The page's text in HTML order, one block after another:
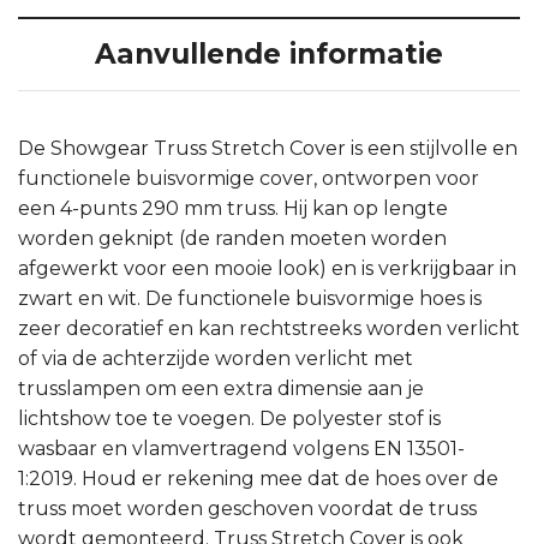
Aanvullende informatie
De Showgear Truss Stretch Cover is een stijlvolle en
functionele buisvormige cover, ontworpen voor
een 4-punts 290 mm truss. Hij kan op lengte
worden geknipt (de randen moeten worden
afgewerkt voor een mooie look) en is verkrijgbaar in
zwart en wit. De functionele buisvormige hoes is
zeer decoratief en kan rechtstreeks worden verlicht
of via de achterzijde worden verlicht met
trusslampen om een extra dimensie aan je
lichtshow toe te voegen. De polyester stof is
wasbaar en vlamvertragend volgens EN 13501-
1:2019. Houd er rekening mee dat de hoes over de
truss moet worden geschoven voordat de truss
wordt gemonteerd. Truss Stretch Cover is ook